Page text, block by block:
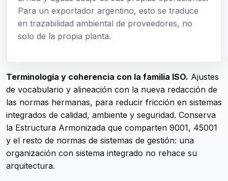
Para un exportador argentino, esto se traduce
en trazabilidad ambiental de proveedores, no
solo de la propia planta.
Terminología y coherencia con la familia ISO. Ajustes
de vocabulario y alineación con la nueva redacción de
las normas hermanas, para reducir fricción en sistemas
integrados de calidad, ambiente y seguridad. Conserva
la Estructura Armonizada que comparten 9001, 45001
y el resto de normas de sistemas de gestión: una
organización con sistema integrado no rehace su
arquitectura.